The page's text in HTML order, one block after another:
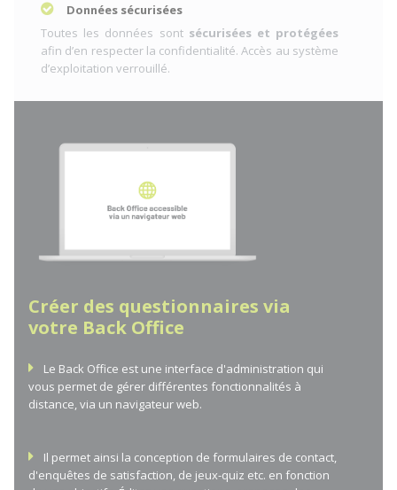
Données sécurisées
Toutes les données sont sécurisées et protégées
afin d’en respecter la confidentialité. Accès au système
d’exploitation verrouillé.
Créer des questionnaires via
votre Back Office
Le Back Office est une interface d'administration qui
vous permet de gérer différentes fonctionnalités à
distance, via un navigateur web.
Il permet ainsi la conception de formulaires de contact,
d'enquêtes de satisfaction, de jeux-quiz etc. en fonction